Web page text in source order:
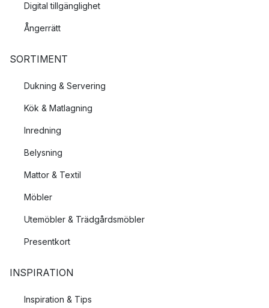
Digital tillgänglighet
Ångerrätt
SORTIMENT
Dukning & Servering
Kök & Matlagning
Inredning
Belysning
Mattor & Textil
Möbler
Utemöbler & Trädgårdsmöbler
Presentkort
INSPIRATION
Inspiration & Tips